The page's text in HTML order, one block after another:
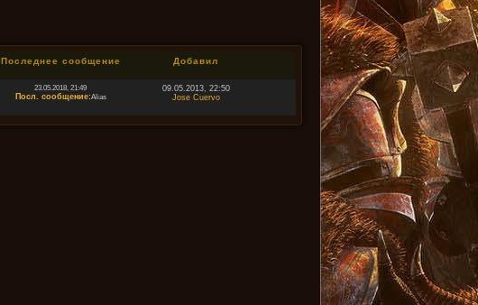
Последнее сообщение Добавил
23.05.2018, 21:49
Посл. сообщение:Alias
09.05.2013, 22:50
Jose Cuervo